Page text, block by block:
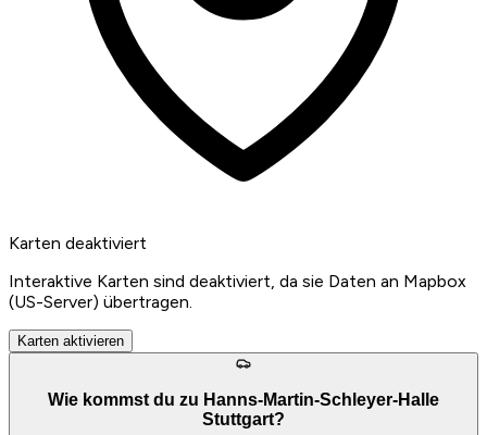
Karten deaktiviert
Interaktive Karten sind deaktiviert, da sie Daten an Mapbox
(US-Server) übertragen.
Karten aktivieren
Wie kommst du zu Hanns-Martin-Schleyer-Halle
Stuttgart?